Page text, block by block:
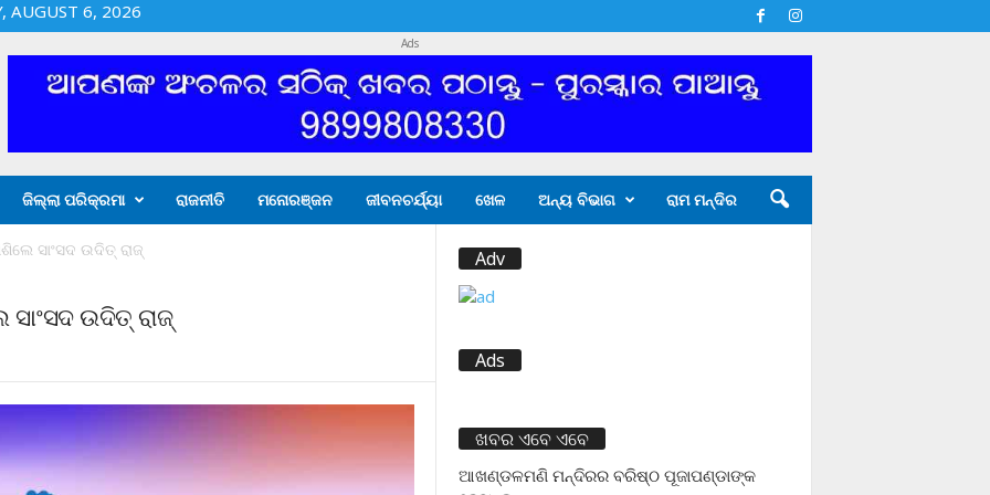
AUGUST 6, 2026
Ads
ଜିଲ୍ଲା ପରିକ୍ରମା ରାଜନୀତି ମନୋରଞ୍ଜନ ଜୀବନଚର୍ଯ୍ୟା ଖେଳ ଅନ୍ୟ ବିଭାଗ ରାମ ମନ୍ଦିର
ସାଂସଦ ଉଦିତ୍ ରାଜ୍
ଉଦିତ୍ ରାଜ୍
Adv
Ads
ଖବର ଏବେ ଏବେ
ଆଖଣ୍ଡଳମଣି ମନ୍ଦିରର ବରିଷ୍ଠ ପୂଜାପଣ୍ଡାଙ୍କ